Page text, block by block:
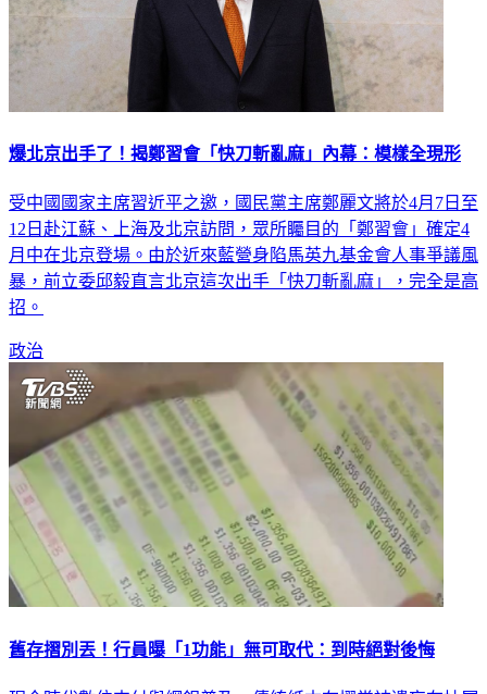
爆北京出手了！揭鄭習會「快刀斬亂麻」內幕：模樣全現形
受中國國家主席習近平之邀，國民黨主席鄭麗文將於4月7日至
12日赴江蘇、上海及北京訪問，眾所矚目的「鄭習會」確定4
月中在北京登場。由於近來藍營身陷馬英九基金會人事爭議風
暴，前立委邱毅直言北京這次出手「快刀斬亂麻」，完全是高
招。
政治
舊存摺別丟！行員曝「1功能」無可取代：到時絕對後悔